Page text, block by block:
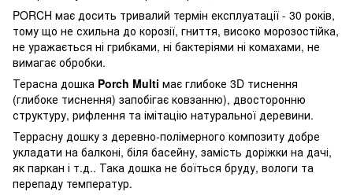
PORCH має досить тривалий термін експлуатації - 30 років,
тому що не схильна до корозії, гниття, високо морозостійка,
не уражається ні грибками, ні бактеріями ні комахами, не
вимагає обробки.
Терасна дошка Porch Multi має глибоке 3D тиснення
(глибоке тиснення) запобігає ковзанню), двосторонню
структуру, рифлення та імітацію натуральної деревини.
Террасну дошку з деревно-полімерного композиту добре
укладати на балконі, біля басейну, замість доріжки на дачі,
як паркан і т.д.. Така дошка не боїться бруду, вологи та
перепаду температур.